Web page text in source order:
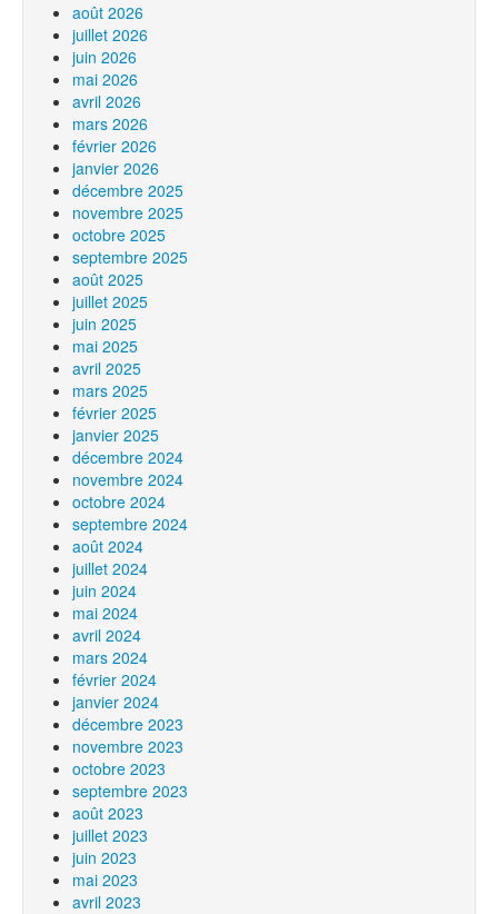
août 2026
juillet 2026
juin 2026
mai 2026
avril 2026
mars 2026
février 2026
janvier 2026
décembre 2025
novembre 2025
octobre 2025
septembre 2025
août 2025
juillet 2025
juin 2025
mai 2025
avril 2025
mars 2025
février 2025
janvier 2025
décembre 2024
novembre 2024
octobre 2024
septembre 2024
août 2024
juillet 2024
juin 2024
mai 2024
avril 2024
mars 2024
février 2024
janvier 2024
décembre 2023
novembre 2023
octobre 2023
septembre 2023
août 2023
juillet 2023
juin 2023
mai 2023
avril 2023